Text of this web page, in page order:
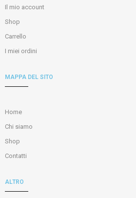
Il mio account
Shop
Carrello
I miei ordini
MAPPA DEL SITO
Home
Chi siamo
Shop
Contatti
ALTRO